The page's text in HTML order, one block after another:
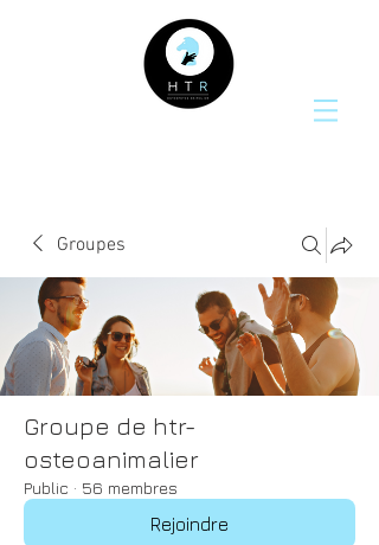
Groupes
Groupe de htr-
osteoanimalier
Public · 56 membres
Rejoindre